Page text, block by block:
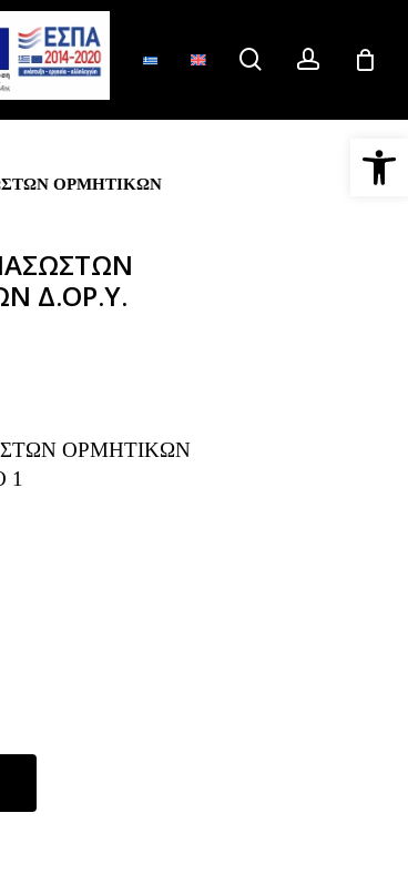
searchaccount
ΟΡΜΗΤΙΚΩΝ
Δ.ΟΡ.Υ.
ΟΡΜΗΤΙΚΩΝ
1